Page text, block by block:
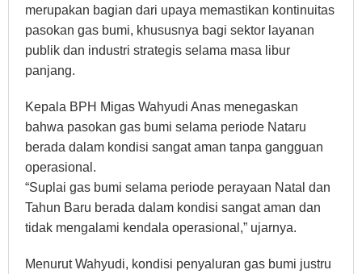
merupakan bagian dari upaya memastikan kontinuitas
pasokan gas bumi, khususnya bagi sektor layanan
publik dan industri strategis selama masa libur
panjang.
Kepala BPH Migas Wahyudi Anas menegaskan
bahwa pasokan gas bumi selama periode Nataru
berada dalam kondisi sangat aman tanpa gangguan
operasional.
“Suplai gas bumi selama periode perayaan Natal dan
Tahun Baru berada dalam kondisi sangat aman dan
tidak mengalami kendala operasional,” ujarnya.
Menurut Wahyudi, kondisi penyaluran gas bumi justru